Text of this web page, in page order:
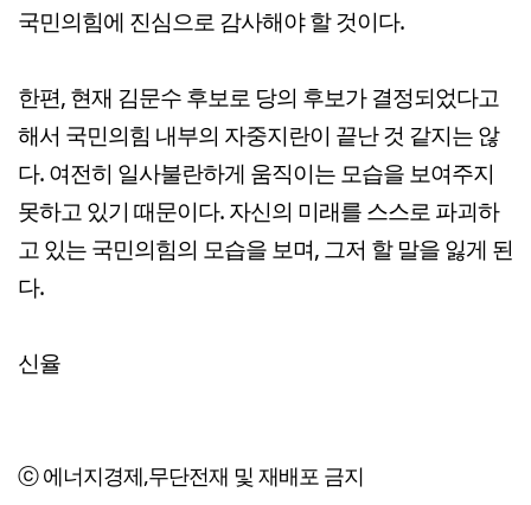
국민의힘에 진심으로 감사해야 할 것이다.
한편, 현재 김문수 후보로 당의 후보가 결정되었다고
해서 국민의힘 내부의 자중지란이 끝난 것 같지는 않
다. 여전히 일사불란하게 움직이는 모습을 보여주지
못하고 있기 때문이다. 자신의 미래를 스스로 파괴하
고 있는 국민의힘의 모습을 보며, 그저 할 말을 잃게 된
다.
신율
ⓒ 에너지경제,무단전재 및 재배포 금지